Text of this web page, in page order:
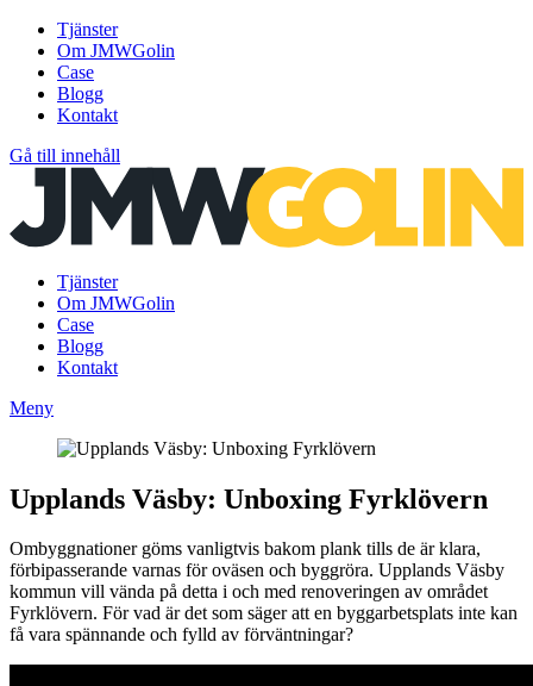
Tjänster
Om JMWGolin
Case
Blogg
Kontakt
Gå till innehåll
Tjänster
Om JMWGolin
Case
Blogg
Kontakt
Meny
Upplands Väsby: Unboxing Fyrklövern
Ombyggnationer göms vanligtvis bakom plank tills de är klara,
förbipasserande varnas för oväsen och byggröra. Upplands Väsby
kommun vill vända på detta i och med renoveringen av området
Fyrklövern. För vad är det som säger att en byggarbetsplats inte kan
få vara spännande och fylld av förväntningar?